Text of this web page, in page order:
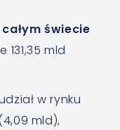
całym świecie
mld
w rynku
mld),